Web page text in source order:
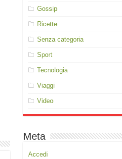
Gossip
Ricette
Senza categoria
Sport
Tecnologia
Viaggi
Video
Meta
Accedi